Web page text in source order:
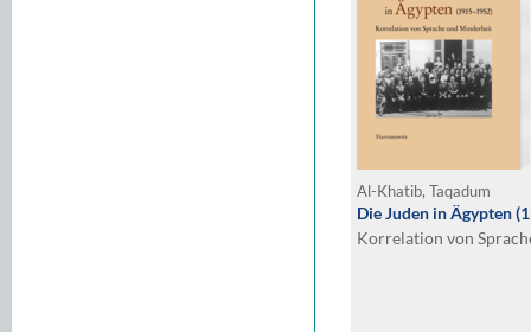
Al-Khatib, Taqadum
Die Juden in Ägypten
Korrelation von